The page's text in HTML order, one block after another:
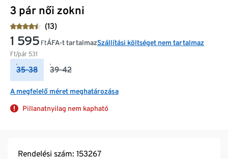
3 pár női zokni
(13)
1 595 Ft
Ft/pár 531
ÁFA-t tartalmazSzállítási költséget nem tartalmaz
35-38 39-42
A megfelelő méret meghatározása
Pillanatnyilag nem kapható
Rendelési szám: 153267